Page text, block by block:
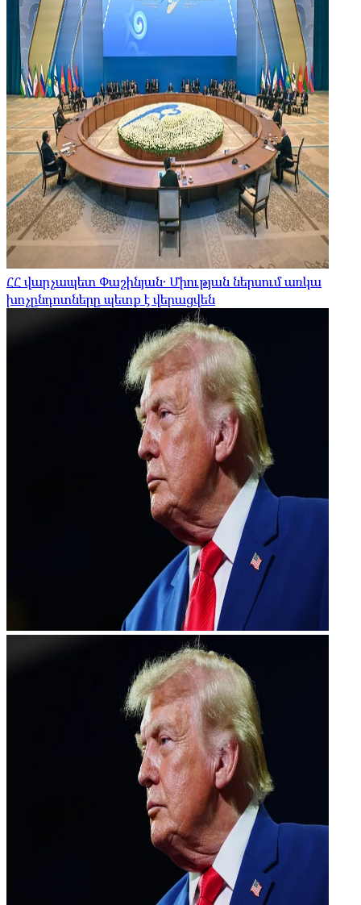
ՀՀ վարչապետ Փաշինյան․ Միության ներսում առկա
խոչընդոտները պետք է վերացվեն